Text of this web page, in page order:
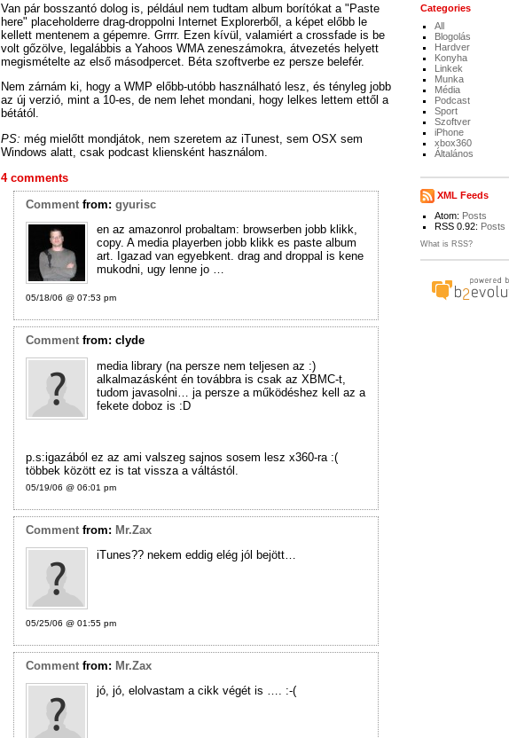
Van pár bosszantó dolog is, például nem tudtam album borítókat a "Paste
here" placeholderre drag-droppolni Internet Explorerből, a képet előbb le
kellett mentenem a gépemre. Grrrr. Ezen kívül, valamiért a crossfade is be
volt gőzölve, legalábbis a Yahoos WMA zeneszámokra, átvezetés helyett
megismételte az első másodpercet. Béta szoftverbe ez persze belefér.
Nem zárnám ki, hogy a WMP előbb-utóbb használható lesz, és tényleg jobb
az új verzió, mint a 10-es, de nem lehet mondani, hogy lelkes lettem ettől a
bétától.
PS: még mielőtt mondjátok, nem szeretem az iTunest, sem OSX sem
Windows alatt, csak podcast kliensként használom.
4 comments
Comment from:gyurisc
en az amazonrol probaltam: browserben jobb klikk,
copy. A media playerben jobb klikk es paste album
art. Igazad van egyebkent. drag and droppal is kene
mukodni, ugy lenne jo …
05/18/06 @ 07:53 pm
Comment from:clyde
media library (na persze nem teljesen az :)
alkalmazásként én továbbra is csak az XBMC-t,
tudom javasolni… ja persze a működéshez kell az a
fekete doboz is :D
p.s:igazából ez az ami valszeg sajnos sosem lesz x360-ra :(
többek között ez is tat vissza a váltástól.
05/19/06 @ 06:01 pm
Comment from: Mr.Zax
iTunes?? nekem eddig elég jól bejött…
05/25/06 @ 01:55 pm
Comment from: Mr.Zax
jó, jó, elolvastam a cikk végét is …. :-(
Categories
All
Blogolás
Hardver
Konyha
Linkek
Munka
Média
Podcast
Sport
Szoftver
iPhone
xbox360
Általános
XML Feeds
Atom: Posts
RSS 0.92: Posts
What is RSS?